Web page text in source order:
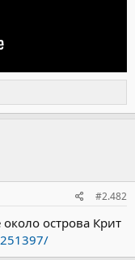
#2.482
острова Крит